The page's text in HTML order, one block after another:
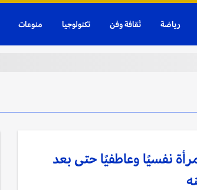
رياضة ثقافة وفن تكنولوجيا منوعات
نفسيًا وعاطفيًا حتى بعد